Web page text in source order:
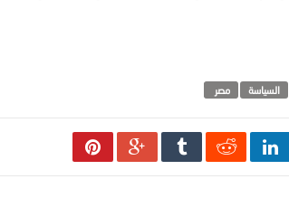
السياسة مصر‬ ‫